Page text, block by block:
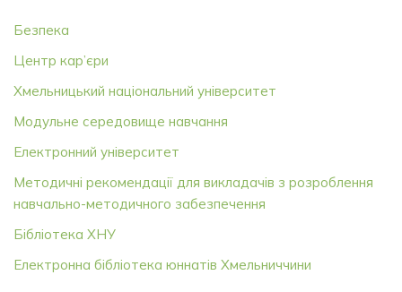
Безпека
Центр кар’єри
Хмельницький національний університет
Модульне середовище навчання
Електронний університет
Методичні рекомендації для викладачів з розроблення
навчально-методичного забезпечення
Бібліотека ХНУ
Електронна бібліотека юннатів Хмельниччини